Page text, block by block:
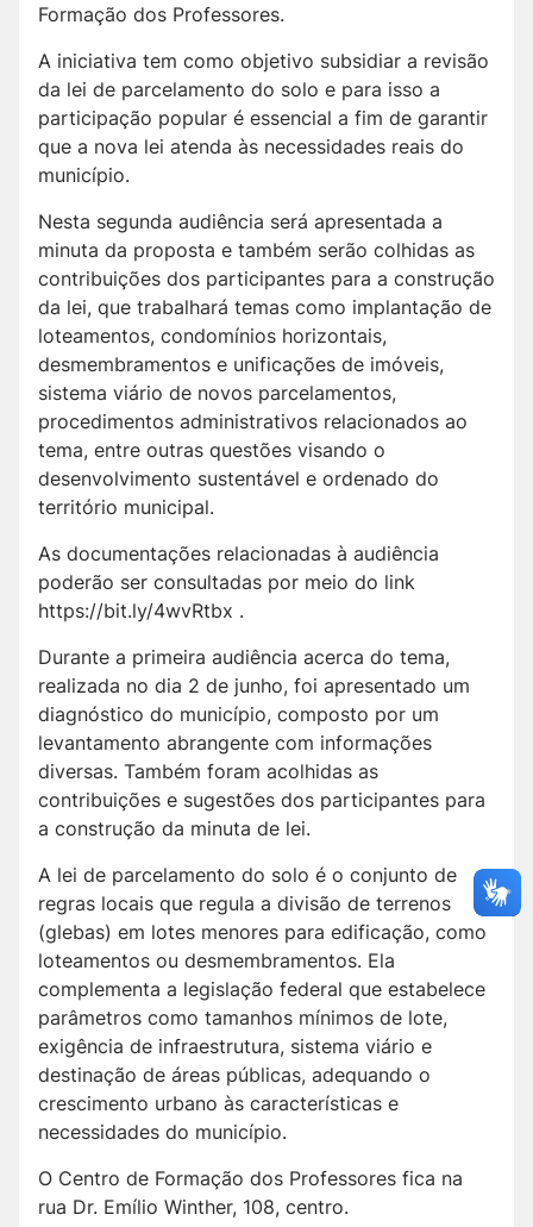
Formação dos Professores.
A iniciativa tem como objetivo subsidiar a revisão
da lei de parcelamento do solo e para isso a
participação popular é essencial a fim de garantir
que a nova lei atenda às necessidades reais do
município.
Nesta segunda audiência será apresentada a
minuta da proposta e também serão colhidas as
contribuições dos participantes para a construção
da lei, que trabalhará temas como implantação de
loteamentos, condomínios horizontais,
desmembramentos e unificações de imóveis,
sistema viário de novos parcelamentos,
procedimentos administrativos relacionados ao
tema, entre outras questões visando o
desenvolvimento sustentável e ordenado do
território municipal.
As documentações relacionadas à audiência
poderão ser consultadas por meio do link
https://bit.ly/4wvRtbx .
Durante a primeira audiência acerca do tema,
realizada no dia 2 de junho, foi apresentado um
diagnóstico do município, composto por um
levantamento abrangente com informações
diversas. Também foram acolhidas as
contribuições e sugestões dos participantes para
a construção da minuta de lei.
A lei de parcelamento do solo é o conjunto de
regras locais que regula a divisão de terrenos
(glebas) em lotes menores para edificação, como
loteamentos ou desmembramentos. Ela
complementa a legislação federal que estabelece
parâmetros como tamanhos mínimos de lote,
exigência de infraestrutura, sistema viário e
destinação de áreas públicas, adequando o
crescimento urbano às características e
necessidades do município.
O Centro de Formação dos Professores fica na
rua Dr. Emílio Winther, 108, centro.